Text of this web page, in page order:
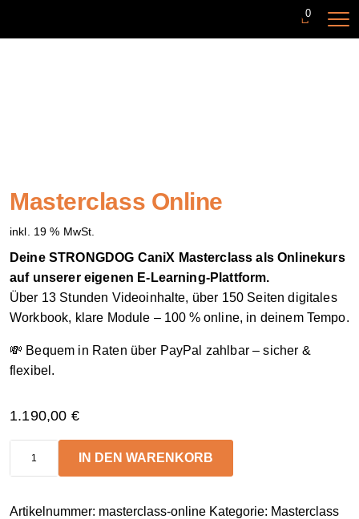
0
Masterclass Online
inkl. 19 % MwSt.
Deine STRONGDOG CaniX Masterclass als Onlinekurs
auf unserer eigenen E-Learning-Plattform.
Über 13 Stunden Videoinhalte, über 150 Seiten digitales
Workbook, klare Module – 100 % online, in deinem Tempo.
💸 Bequem in Raten über PayPal zahlbar – sicher &
flexibel.
1.190,00 €
Masterclass
Menge
IN DEN WARENKORB
Artikelnummer: masterclass-online Kategorie: Masterclass